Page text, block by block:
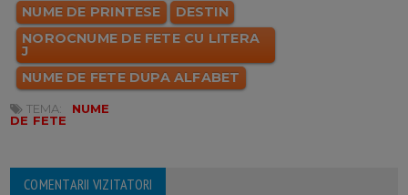
NUME DE PRINTESE
DESTIN
NOROCNUME DE FETE CU LITERA
J
NUME DE FETE DUPA ALFABET
TEMA:
NUME
DE FETE
COMENTARII VIZITATORI